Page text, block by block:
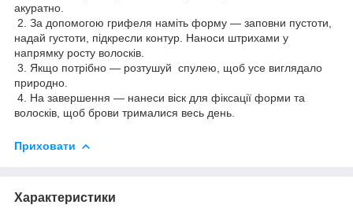
акуратно.
2. За допомогою грифеля наміть форму — заповни пустоти,
надай густоти, підкресли контур. Наноси штрихами у
напрямку росту волосків.
3. Якщо потрібно — розтушуй спулею, щоб усе виглядало
природно.
4. На завершення — нанеси віск для фіксації форми та
волосків, щоб брови трималися весь день.
Приховати
Характеристики